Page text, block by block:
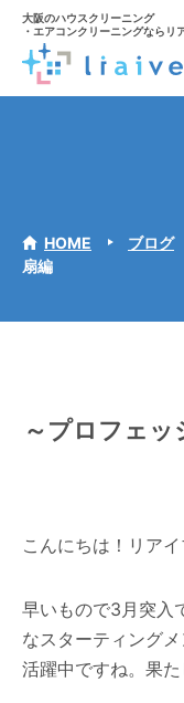
大阪のハウスクリーニング
・エアコンクリーニングならリ
HOME ブログ
扇編
～プロフェッ
こんにちは！リアイ
早いもので3月突入
なスターティング
活躍中ですね。果